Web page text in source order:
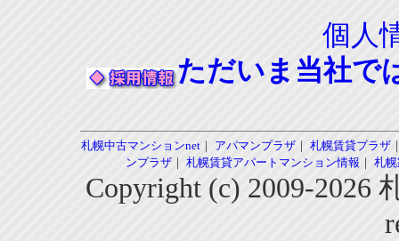
個人
ただいま当社で
札幌中古マンションnet｜ アパマンプラザ｜ 札幌賃貸プラザ
ンプラザ｜ 札幌賃貸アパートマンション情報 ｜ 札
Copyright (c) 2009-2026